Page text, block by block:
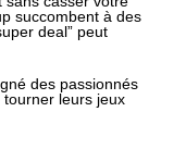
succombent à des
deal” peut
des passionnés
leurs jeux